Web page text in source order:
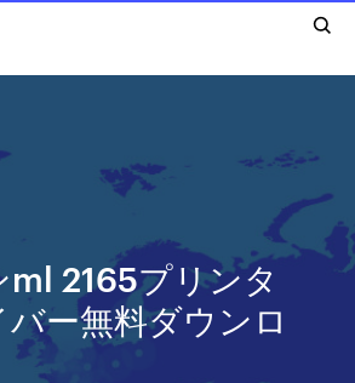
2165プリンタ
ー無料ダウンロ